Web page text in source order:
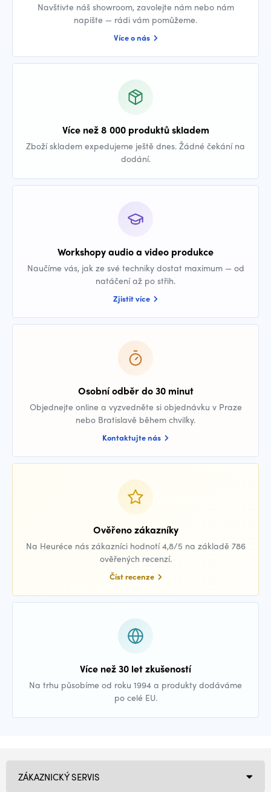
Navštivte náš showroom, zavolejte nám nebo nám
napište — rádi vám pomůžeme.
Více o nás
Více než 8 000 produktů skladem
Zboží skladem expedujeme ještě dnes. Žádné čekání na
dodání.
Workshopy audio a video produkce
Naučíme vás, jak ze své techniky dostat maximum — od
natáčení až po střih.
Zjistit více
Osobní odběr do 30 minut
Objednejte online a vyzvedněte si objednávku v Praze
nebo Bratislavě během chvilky.
Kontaktujte nás
Ověřeno zákazníky
Na Heuréce nás zákazníci hodnotí 4,8/5 na základě 786
ověřených recenzí.
Číst recenze
Více než 30 let zkušeností
Na trhu působíme od roku 1994 a produkty dodáváme
po celé EU.
ZÁKAZNICKÝ SERVIS